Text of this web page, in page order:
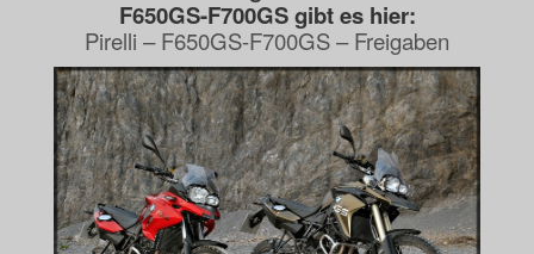
F650GS-F700GS gibt es hier:
Pirelli – F650GS-F700GS – Freigaben